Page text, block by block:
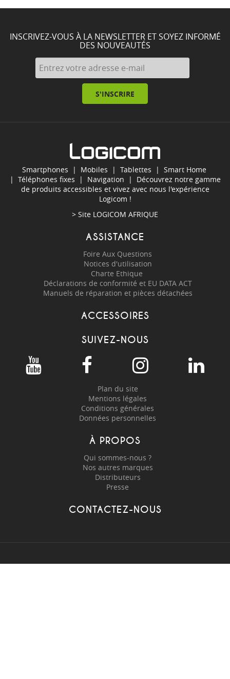
INSCRIVEZ-VOUS À LA NEWSLETTER ET SOYEZ INFORMÉ
DES NOUVEAUTÉS
S'INSCRIRE
Smartphones | Mobiles | Tablettes | Smart Home
| Téléphones fixes | Navigation | Découvrez notre gamme
de produits accessibles et vivez avec nous l'expérience
Logicom !
> Site LOGICOM AFRIQUE
ASSISTANCE
Foire Aux Questions
Notices d'utilisation
Charte Ethique
Déclarations de conformité et EU DATA ACT
Manuels de réparation et pièces détachées
ACCESSOIRES
SUIVEZ-NOUS
Plan du site
Mentions légales
Conditions générales
Données personnelles
À PROPOS
Qui sommes-nous ?
Nos autres marques
Distributeurs
Presse
CONTACTEZ-NOUS